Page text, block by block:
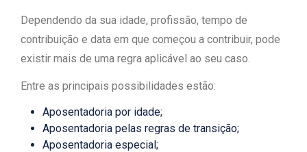
Dependendo da sua idade, profissão, tempo de
contribuição e data em que começou a contribuir, pode
existir mais de uma regra aplicável ao seu caso.
Entre as principais possibilidades estão:
Aposentadoria por idade;
Aposentadoria pelas regras de transição;
Aposentadoria especial;